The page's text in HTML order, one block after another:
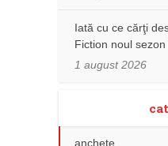
Iată cu ce cărţi
Fiction noul
1 august 2026
anchete